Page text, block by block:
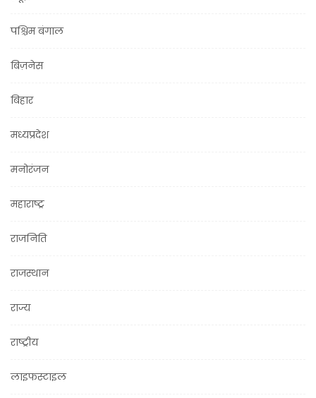
पश्चिम बंगाल
बिज़नेस
बिहार
मध्यप्रदेश
मनोरंजन
महाराष्ट्र
राजनिति
राजस्थान
राज्य
राष्ट्रीय
लाइफस्टाइल